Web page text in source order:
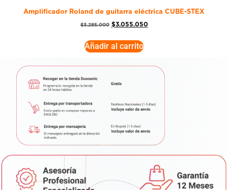
Amplificador Roland de guitarra eléctrica CUBE-STEX
$3.285.000 $3.055.050
Añadir al carrito